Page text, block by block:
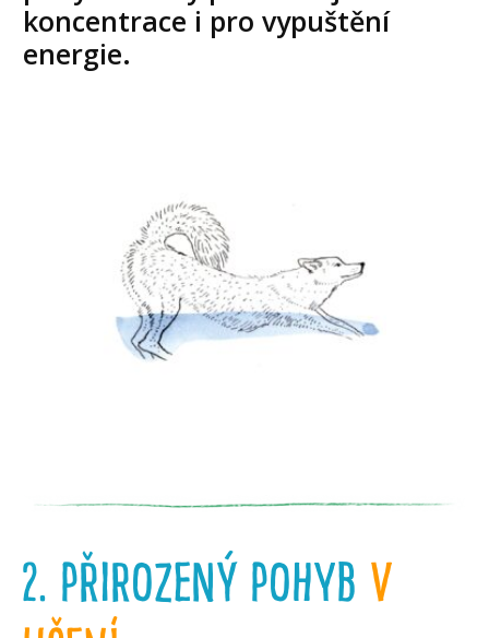
koncentrace i pro vypuštění
energie.
2. přirozený pohyb v